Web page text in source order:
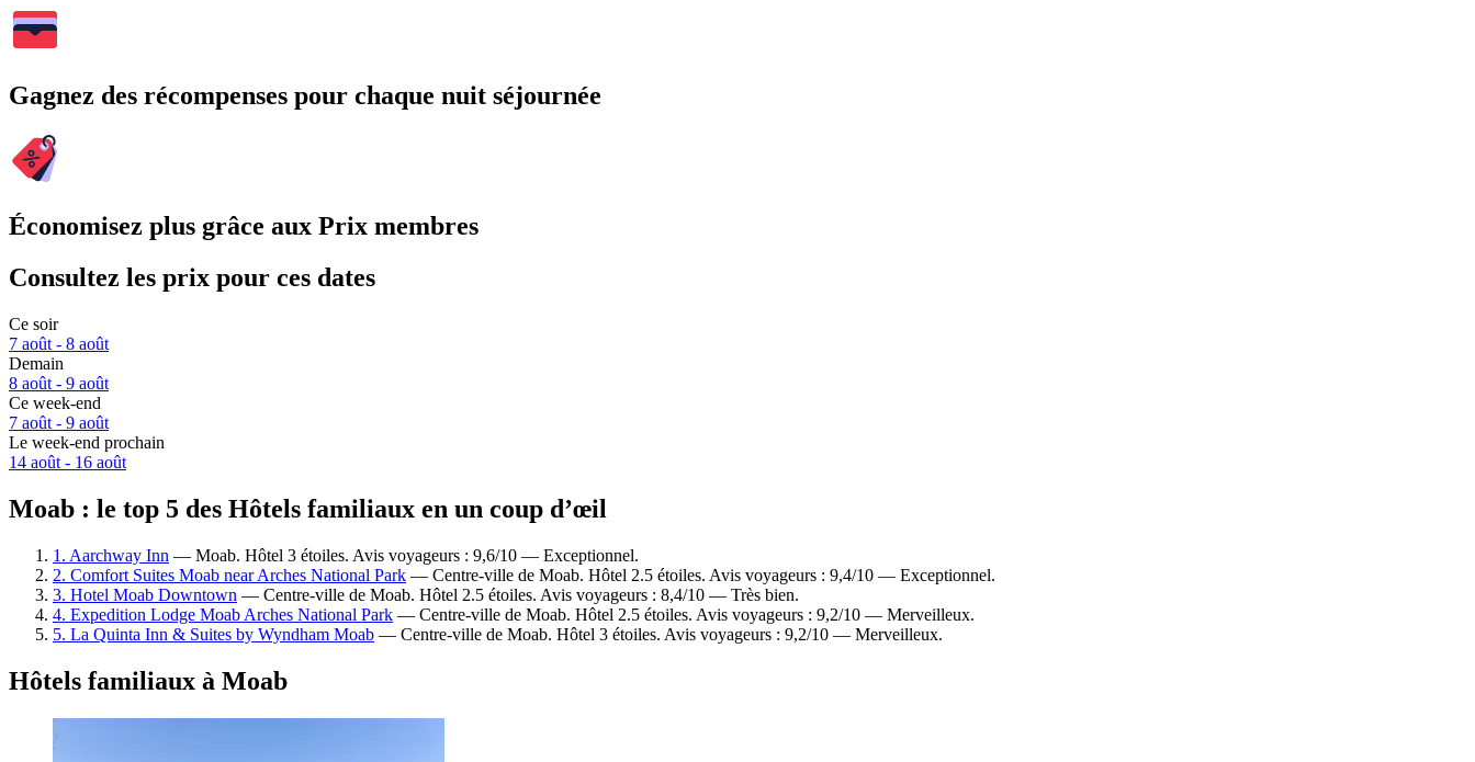
Gagnez des récompenses pour chaque nuit séjournée
Économisez plus grâce aux Prix membres
Consultez les prix pour ces dates
Ce soir
7 août - 8 août
Demain
8 août - 9 août
Ce week-end
7 août - 9 août
Le week-end prochain
14 août - 16 août
Moab : le top 5 des Hôtels familiaux en un coup d’œil
1. Aarchway Inn — Moab. Hôtel 3 étoiles. Avis voyageurs : 9,6/10 — Exceptionnel.
2. Comfort Suites Moab near Arches National Park — Centre-ville de Moab. Hôtel 2.5 étoiles. Avis voyageurs : 9,4/10 — Exceptionnel.
3. Hotel Moab Downtown — Centre-ville de Moab. Hôtel 2.5 étoiles. Avis voyageurs : 8,4/10 — Très bien.
4. Expedition Lodge Moab Arches National Park — Centre-ville de Moab. Hôtel 2.5 étoiles. Avis voyageurs : 9,2/10 — Merveilleux.
5. La Quinta Inn & Suites by Wyndham Moab — Centre-ville de Moab. Hôtel 3 étoiles. Avis voyageurs : 9,2/10 — Merveilleux.
Hôtels familiaux à Moab